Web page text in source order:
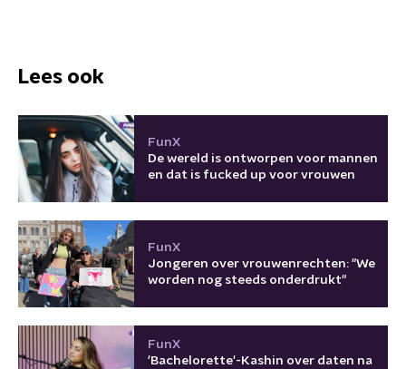
Lees ook
FunX
De wereld is ontworpen voor mannen
en dat is fucked up voor vrouwen
FunX
Jongeren over vrouwenrechten: "We
worden nog steeds onderdrukt"
FunX
'Bachelorette'-Kashin over daten na